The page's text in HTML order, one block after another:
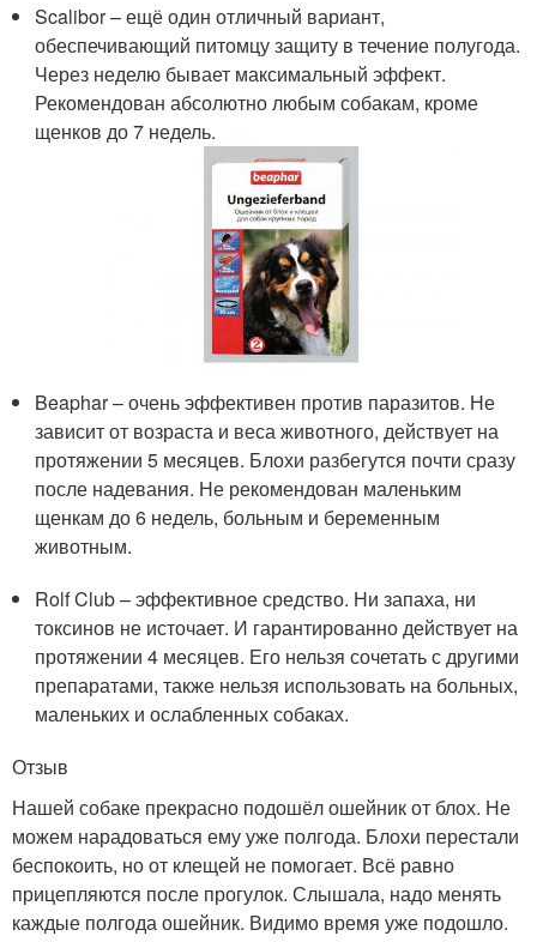
Scalibor – ещё один отличный вариант,
обеспечивающий питомцу защиту в течение полугода.
Через неделю бывает максимальный эффект.
Рекомендован абсолютно любым собакам, кроме
щенков до 7 недель.
Beaphar – очень эффективен против паразитов. Не
зависит от возраста и веса животного, действует на
протяжении 5 месяцев. Блохи разбегутся почти сразу
после надевания. Не рекомендован маленьким
щенкам до 6 недель, больным и беременным
животным.
Rolf Club – эффективное средство. Ни запаха, ни
токсинов не источает. И гарантированно действует на
протяжении 4 месяцев. Его нельзя сочетать с другими
препаратами, также нельзя использовать на больных,
маленьких и ослабленных собаках.
Отзыв
Нашей собаке прекрасно подошёл ошейник от блох. Не
можем нарадоваться ему уже полгода. Блохи перестали
беспокоить, но от клещей не помогает. Всё равно
прицепляются после прогулок. Слышала, надо менять
каждые полгода ошейник. Видимо время уже подошло.